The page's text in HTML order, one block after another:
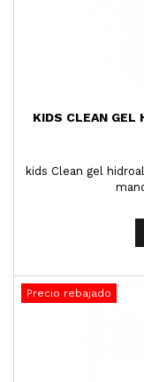
KIDS CLEAN GEL
kids Clean gel
Precio rebajado